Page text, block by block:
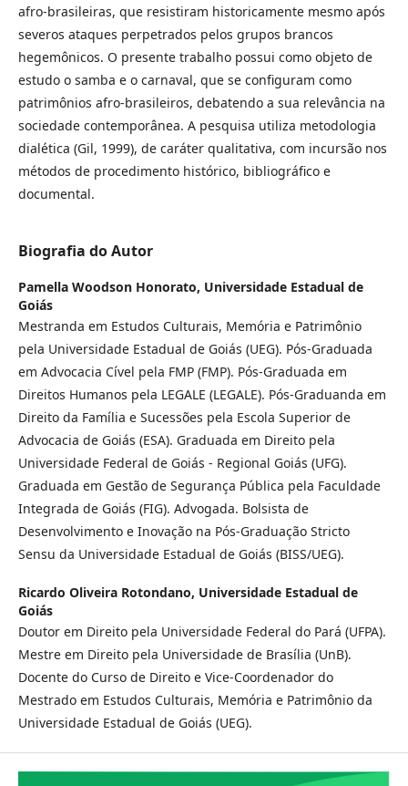
afro-brasileiras, que resistiram historicamente mesmo após
severos ataques perpetrados pelos grupos brancos
hegemônicos. O presente trabalho possui como objeto de
estudo o samba e o carnaval, que se configuram como
patrimônios afro-brasileiros, debatendo a sua relevância na
sociedade contemporânea. A pesquisa utiliza metodologia
dialética (Gil, 1999), de caráter qualitativa, com incursão nos
métodos de procedimento histórico, bibliográfico e
documental.
Biografia do Autor
Pamella Woodson Honorato, Universidade Estadual de
Goiás
Mestranda em Estudos Culturais, Memória e Patrimônio
pela Universidade Estadual de Goiás (UEG). Pós-Graduada
em Advocacia Cível pela FMP (FMP). Pós-Graduada em
Direitos Humanos pela LEGALE (LEGALE). Pós-Graduanda em
Direito da Família e Sucessões pela Escola Superior de
Advocacia de Goiás (ESA). Graduada em Direito pela
Universidade Federal de Goiás - Regional Goiás (UFG).
Graduada em Gestão de Segurança Pública pela Faculdade
Integrada de Goiás (FIG). Advogada. Bolsista de
Desenvolvimento e Inovação na Pós-Graduação Stricto
Sensu da Universidade Estadual de Goiás (BISS/UEG).
Ricardo Oliveira Rotondano, Universidade Estadual de
Goiás
Doutor em Direito pela Universidade Federal do Pará (UFPA).
Mestre em Direito pela Universidade de Brasília (UnB).
Docente do Curso de Direito e Vice-Coordenador do
Mestrado em Estudos Culturais, Memória e Patrimônio da
Universidade Estadual de Goiás (UEG).